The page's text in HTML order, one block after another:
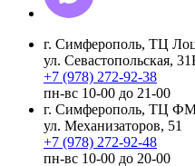
г. Симферополь, ТЦ
ул. Севастопольская,
+7 (978) 272-92-38
пн-вс 10-00 до 21-00
г. Симферополь, ТЦ
ул. Механизаторов, 51
+7 (978) 272-92-48
пн-вс 10-00 до 20-00